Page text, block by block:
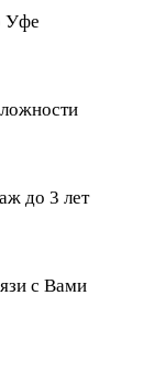
Уфе
до 3 лет
с Вами